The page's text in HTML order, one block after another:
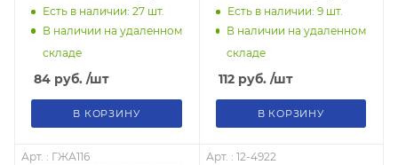
пластик Rexant
Есть в наличии: 27 шт.
В наличии на удаленном
складе
84 руб. /шт
В КОРЗИНУ
металлическая
направляющая, Вихрь,
Есть в наличии: 9шт.
В наличии на удаленном
складе
112руб. /шт
В КОРЗИНУ
Арт. : ГЖА116 Арт. : 12-4922